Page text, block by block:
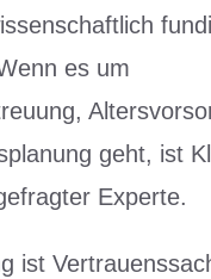
es um
geht, ist
Experte.
ist